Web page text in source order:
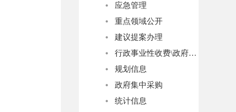
应急管理
重点领域公开
建议提案办理
行政事业性收费\政府性基金清单
规划信息
政府集中采购
统计信息